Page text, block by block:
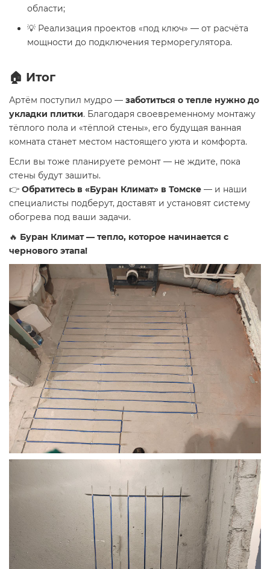
области;
💡 Реализация проектов «под ключ» — от расчёта
мощности до подключения терморегулятора.
🏠 Итог
Артём поступил мудро — заботиться о тепле нужно до
укладки плитки. Благодаря своевременному монтажу
тёплого пола и «тёплой стены», его будущая ванная
комната станет местом настоящего уюта и комфорта.
Если вы тоже планируете ремонт — не ждите, пока
стены будут зашиты.
👉 Обратитесь в «Буран Климат» в Томске — и наши
специалисты подберут, доставят и установят систему
обогрева под ваши задачи.
🔥 Буран Климат — тепло, которое начинается с
чернового этапа!